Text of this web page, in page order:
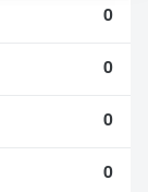
0
0
0
0